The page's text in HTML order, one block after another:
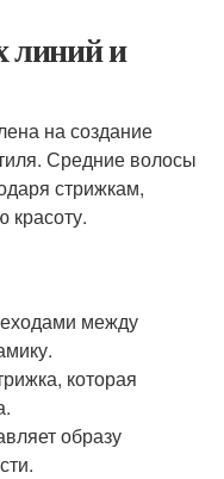
линий и
на создание
Средние волосы
стрижкам,
красоту.
между
которая
образу